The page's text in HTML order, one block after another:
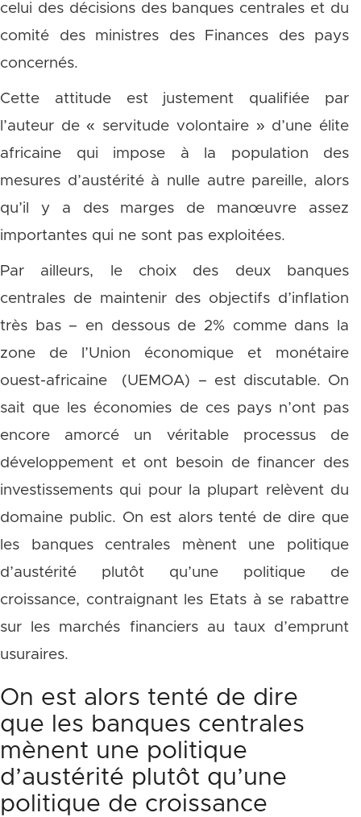
celui des décisions des banques centrales et du
comité des ministres des Finances des pays
concernés.
Cette attitude est justement qualifiée par
l’auteur de « servitude volontaire » d’une élite
africaine qui impose à la population des
mesures d’austérité à nulle autre pareille, alors
qu’il y a des marges de manœuvre assez
importantes qui ne sont pas exploitées.
Par ailleurs, le choix des deux banques
centrales de maintenir des objectifs d’inflation
très bas – en dessous de 2% comme dans la
zone de l’Union économique et monétaire
ouest-africaine (UEMOA) – est discutable. On
sait que les économies de ces pays n’ont pas
encore amorcé un véritable processus de
développement et ont besoin de financer des
investissements qui pour la plupart relèvent du
domaine public. On est alors tenté de dire que
les banques centrales mènent une politique
d’austérité plutôt qu’une politique de
croissance, contraignant les Etats à se rabattre
sur les marchés financiers au taux d’emprunt
usuraires.
On est alors tenté de dire
que les banques centrales
mènent une politique
d’austérité plutôt qu’une
politique de croissance